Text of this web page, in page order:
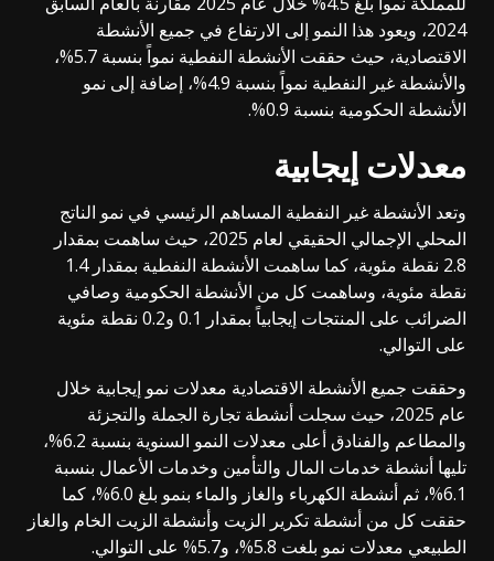
2024، ويعود هذا النمو إلى الارتفاع في جميع الأنشطة
الاقتصادية، حيث حققت الأنشطة النفطية نمواً بنسبة 5.7%،
والأنشطة غير النفطية نمواً بنسبة 4.9%، إضافة إلى نمو
الأنشطة الحكومية بنسبة 0.9%.
معدلات إيجابية
وتعد الأنشطة غير النفطية المساهم الرئيسي في نمو الناتج
المحلي الإجمالي الحقيقي لعام 2025، حيث ساهمت بمقدار
2.8 نقطة مئوية، كما ساهمت الأنشطة النفطية بمقدار 1.4
نقطة مئوية، وساهمت كل من الأنشطة الحكومية وصافي
الضرائب على المنتجات إيجابياً بمقدار 0.1 و0.2 نقطة مئوية
على التوالي.
وحققت جميع الأنشطة الاقتصادية معدلات نمو إيجابية خلال
عام 2025، حيث سجلت أنشطة تجارة الجملة والتجزئة
والمطاعم والفنادق أعلى معدلات النمو السنوية بنسبة 6.2%،
تليها أنشطة خدمات المال والتأمين وخدمات الأعمال بنسبة
6.1%، ثم أنشطة الكهرباء والغاز والماء بنمو بلغ 6.0%، كما
حققت كل من أنشطة تكرير الزيت وأنشطة الزيت الخام والغاز
الطبيعي معدلات نمو بلغت 5.8%، و5.7% على التوالي.